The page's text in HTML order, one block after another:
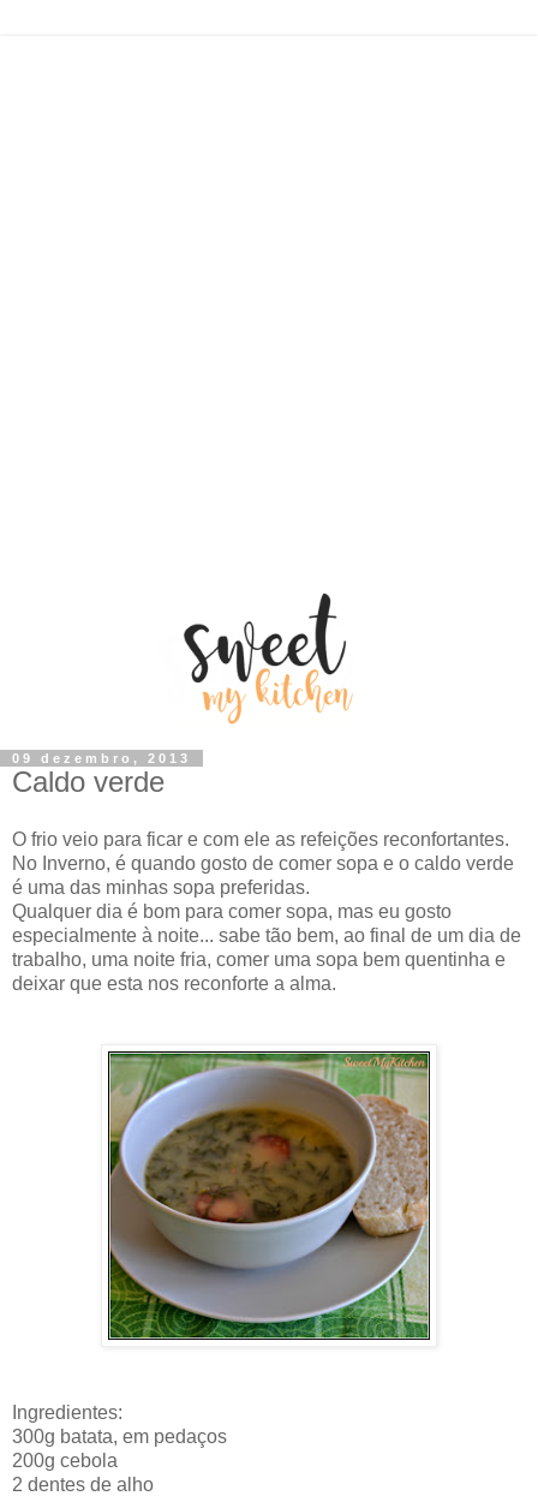
09 dezembro, 2013
Caldo verde
O frio veio para ficar e com ele as refeições reconfortantes.
No Inverno, é quando gosto de comer sopa e o caldo verde
é uma das minhas sopa preferidas.
Qualquer dia é bom para comer sopa, mas eu gosto
especialmente à noite... sabe tão bem, ao final de um dia de
trabalho, uma noite fria, comer uma sopa bem quentinha e
deixar que esta nos reconforte a alma.
Ingredientes:
300g batata, em pedaços
200g cebola
2 dentes de alho